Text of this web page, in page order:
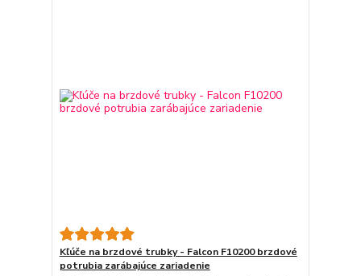
Kľúče na brzdové trubky - Falcon F10200 brzdové
potrubia zarábajúce zariadenie